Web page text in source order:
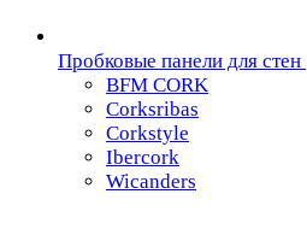
Пробковые панели для стен
BFM CORK
Corksribas
Corkstyle
Ibercork
Wicanders